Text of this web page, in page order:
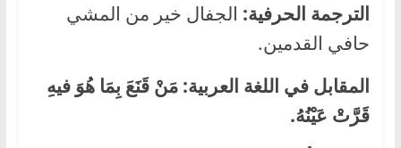
الترجمة الحرفية: الجفال خير من المشي
حافي القدمين.
المقابل في اللغة العربية: مَنْ قَنَعَ بِمَا هُوَ فيهِ
قَرَّتْ عَيْنُهُ.